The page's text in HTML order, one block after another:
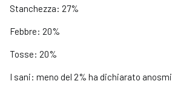
Stanchezza: 27%
Febbre: 20%
Tosse: 20%
I sani: meno del 2% ha dichiarato